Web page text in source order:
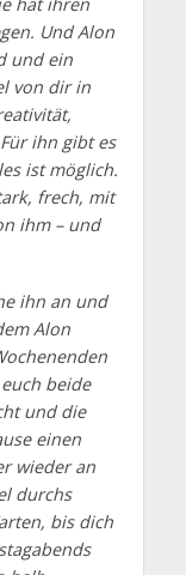
hat ihren
Und Alon
und ein
von dir in
ihn gibt es
ist möglich.
frech, mit
ihm – und
ihn an und
Alon
beide
und die
einen
wieder an
durchs
bis dich